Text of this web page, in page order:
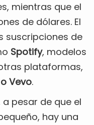
mientras que el
de dólares. El
suscripciones de
Spotify, modelos
plataformas,
Vevo.
pesar de que el
hay una